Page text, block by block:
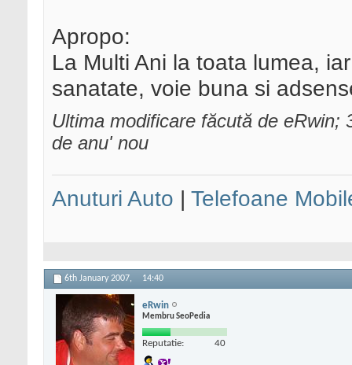
Apropo:
La Multi Ani la toata lumea,
sanatate, voie buna si
Ultima modificare făcută de
de anu' nou
Anuturi Auto | Telefoane
6th January 2007, 14:40
eRwin
Membru SeoPedia
Reputatie: 40